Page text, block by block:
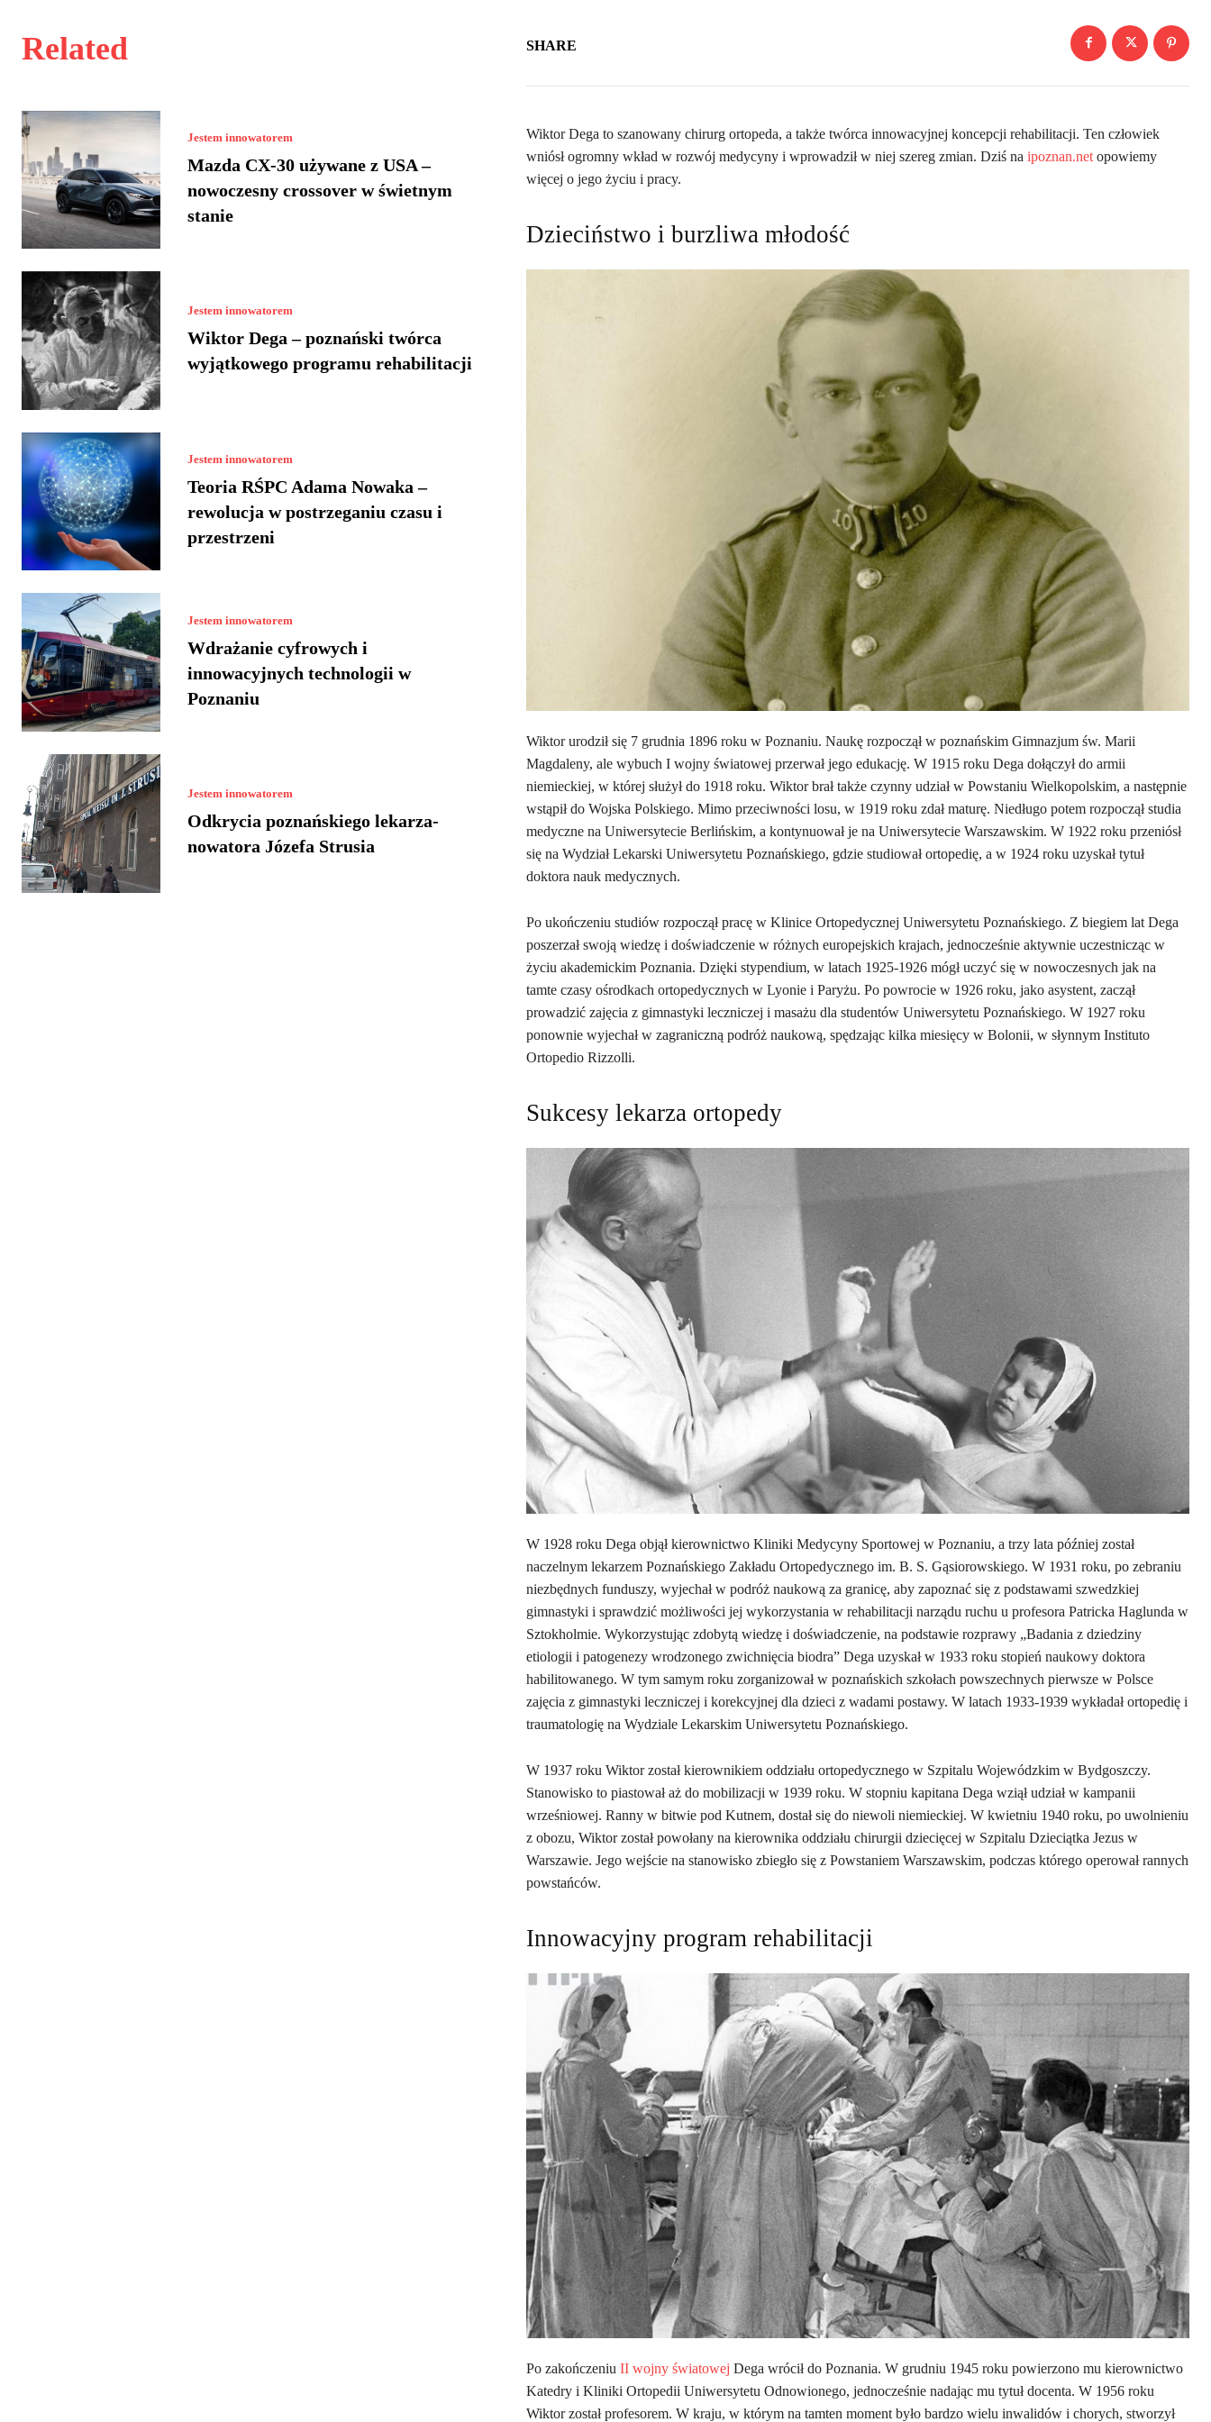
Related
Jestem innowatorem
Mazda CX-30 używane z USA –
nowoczesny crossover w świetnym
stanie
Jestem innowatorem
Wiktor Dega – poznański twórca
wyjątkowego programu rehabilitacji
Jestem innowatorem
Teoria RŚPC Adama Nowaka –
rewolucja w postrzeganiu czasu i
przestrzeni
Jestem innowatorem
Wdrażanie cyfrowych i
innowacyjnych technologii w
Poznaniu
Jestem innowatorem
Odkrycia poznańskiego lekarza-
nowatora Józefa Strusia
SHARE
Wiktor Dega to szanowany chirurg ortopeda, a także twórca innowacyjnej koncepcji rehabilitacji. Ten człowiek
wniósł ogromny wkład w rozwój medycyny i wprowadził w niej szereg zmian. Dziś na ipoznan.net opowiemy
więcej o jego życiu i pracy.
Dzieciństwo i burzliwa młodość
Wiktor urodził się 7 grudnia 1896 roku w Poznaniu. Naukę rozpoczął w poznańskim Gimnazjum św. Marii
Magdaleny, ale wybuch I wojny światowej przerwał jego edukację. W 1915 roku Dega dołączył do armii
niemieckiej, w której służył do 1918 roku. Wiktor brał także czynny udział w Powstaniu Wielkopolskim, a następnie
wstąpił do Wojska Polskiego. Mimo przeciwności losu, w 1919 roku zdał maturę. Niedługo potem rozpoczął studia
medyczne na Uniwersytecie Berlińskim, a kontynuował je na Uniwersytecie Warszawskim. W 1922 roku przeniósł
się na Wydział Lekarski Uniwersytetu Poznańskiego, gdzie studiował ortopedię, a w 1924 roku uzyskał tytuł
doktora nauk medycznych.
Po ukończeniu studiów rozpoczął pracę w Klinice Ortopedycznej Uniwersytetu Poznańskiego. Z biegiem lat Dega
poszerzał swoją wiedzę i doświadczenie w różnych europejskich krajach, jednocześnie aktywnie uczestnicząc w
życiu akademickim Poznania. Dzięki stypendium, w latach 1925-1926 mógł uczyć się w nowoczesnych jak na
tamte czasy ośrodkach ortopedycznych w Lyonie i Paryżu. Po powrocie w 1926 roku, jako asystent, zaczął
prowadzić zajęcia z gimnastyki leczniczej i masażu dla studentów Uniwersytetu Poznańskiego. W 1927 roku
ponownie wyjechał w zagraniczną podróż naukową, spędzając kilka miesięcy w Bolonii, w słynnym Instituto
Ortopedio Rizzolli.
Sukcesy lekarza ortopedy
W 1928 roku Dega objął kierownictwo Kliniki Medycyny Sportowej w Poznaniu, a trzy lata później został
naczelnym lekarzem Poznańskiego Zakładu Ortopedycznego im. B. S. Gąsiorowskiego. W 1931 roku, po zebraniu
niezbędnych funduszy, wyjechał w podróż naukową za granicę, aby zapoznać się z podstawami szwedzkiej
gimnastyki i sprawdzić możliwości jej wykorzystania w rehabilitacji narządu ruchu u profesora Patricka Haglunda w
Sztokholmie. Wykorzystując zdobytą wiedzę i doświadczenie, na podstawie rozprawy „Badania z dziedziny
etiologii i patogenezy wrodzonego zwichnięcia biodra” Dega uzyskał w 1933 roku stopień naukowy doktora
habilitowanego. W tym samym roku zorganizował w poznańskich szkołach powszechnych pierwsze w Polsce
zajęcia z gimnastyki leczniczej i korekcyjnej dla dzieci z wadami postawy. W latach 1933-1939 wykładał ortopedię i
traumatologię na Wydziale Lekarskim Uniwersytetu Poznańskiego.
W 1937 roku Wiktor został kierownikiem oddziału ortopedycznego w Szpitalu Wojewódzkim w Bydgoszczy.
Stanowisko to piastował aż do mobilizacji w 1939 roku. W stopniu kapitana Dega wziął udział w kampanii
wrześniowej. Ranny w bitwie pod Kutnem, dostał się do niewoli niemieckiej. W kwietniu 1940 roku, po uwolnieniu
z obozu, Wiktor został powołany na kierownika oddziału chirurgii dziecięcej w Szpitalu Dzieciątka Jezus w
Warszawie. Jego wejście na stanowisko zbiegło się z Powstaniem Warszawskim, podczas którego operował rannych
powstańców.
Innowacyjny program rehabilitacji
Po zakończeniu II wojny światowej Dega wrócił do Poznania. W grudniu 1945 roku powierzono mu kierownictwo
Katedry i Kliniki Ortopedii Uniwersytetu Odnowionego, jednocześnie nadając mu tytuł docenta. W 1956 roku
Wiktor został profesorem. W kraju, w którym na tamten moment było bardzo wielu inwalidów i chorych, stworzył